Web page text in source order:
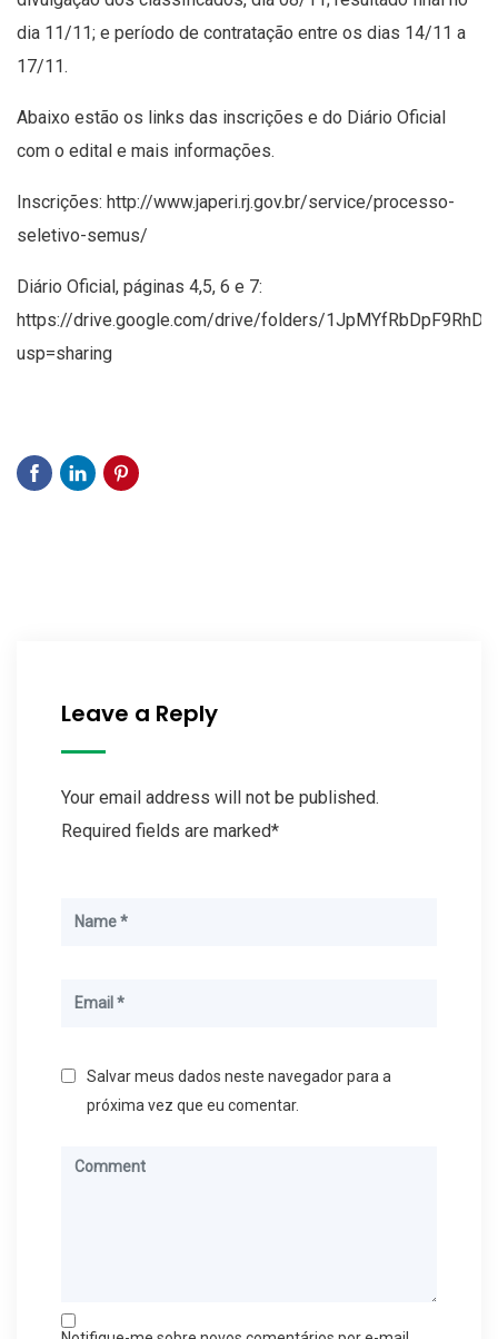
dia 11/11; e período de contratação entre os dias 14/11 a
17/11.
Abaixo estão os links das inscrições e do Diário Oficial
com o edital e mais informações.
Inscrições: http://www.japeri.rj.gov.br/service/processo-
seletivo-semus/
Diário Oficial, páginas 4,5, 6 e 7:
https://drive.google.com/drive/folders/
usp=sharing
Leave a Reply
Your email address will not be published.
Required fields are marked*
Salvar meus dados neste navegador para a
próxima vez que eu comentar.